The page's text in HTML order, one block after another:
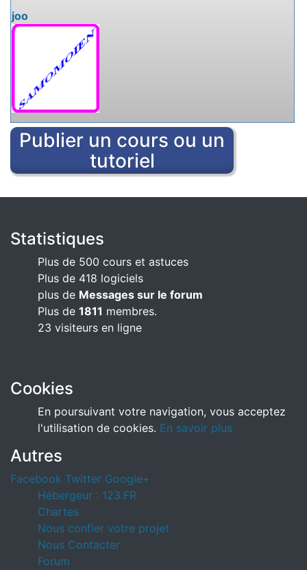
joo
Publier un cours ou un
tutoriel
Statistiques
Plus de 500 cours et astuces
Plus de 418 logiciels
plus de Messages sur le forum
Plus de 1811 membres.
23 visiteurs en ligne
Cookies
En poursuivant votre navigation, vous acceptez
l'utilisation de cookies. En savoir plus
Autres
Facebook Twitter Google+
Hébergeur : 123.FR
Chartes
Nous confier votre projet
Nous Contacter
Forum